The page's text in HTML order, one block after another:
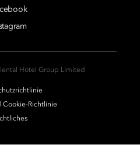
Hotel Group Limited
Cookie-Richtlinie